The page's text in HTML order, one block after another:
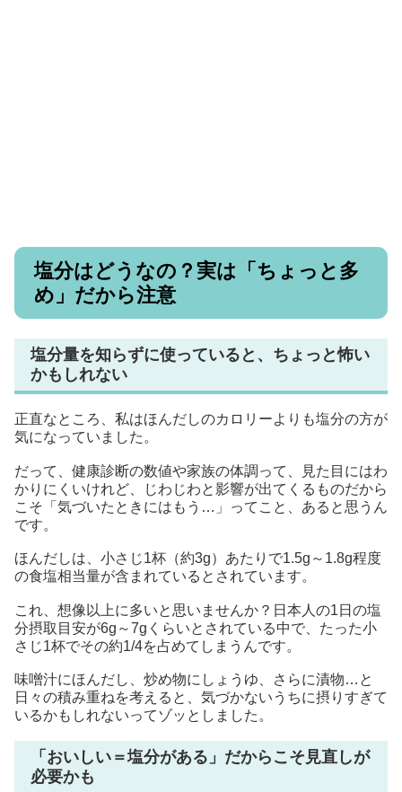
塩分はどうなの？実は「ちょっと多
め」だから注意
塩分量を知らずに使っていると、ちょっと怖い
かもしれない
正直なところ、私はほんだしのカロリーよりも塩分の方が
気になっていました。
だって、健康診断の数値や家族の体調って、見た目にはわ
かりにくいけれど、じわじわと影響が出てくるものだから
こそ「気づいたときにはもう…」ってこと、あると思うん
です。
ほんだしは、小さじ1杯（約3g）あたりで1.5g～1.8g程度
の食塩相当量が含まれているとされています。
これ、想像以上に多いと思いませんか？日本人の1日の塩
分摂取目安が6g～7gくらいとされている中で、たった小
さじ1杯でその約1/4を占めてしまうんです。
味噌汁にほんだし、炒め物にしょうゆ、さらに漬物…と
日々の積み重ねを考えると、気づかないうちに摂りすぎて
いるかもしれないってゾッとしました。
「おいしい＝塩分がある」だからこそ見直しが
必要かも